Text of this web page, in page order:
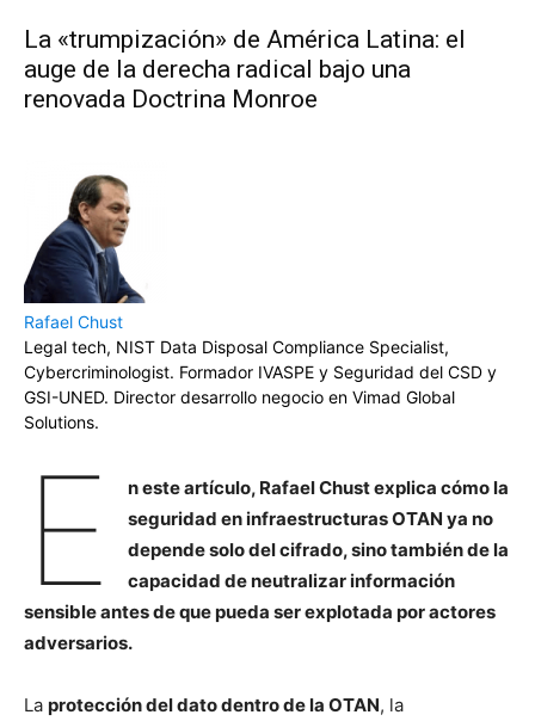
La «trumpización» de América Latina: el
auge de la derecha radical bajo una
renovada Doctrina Monroe
Rafael Chust
Legal tech, NIST Data Disposal Compliance Specialist,
Cybercriminologist. Formador IVASPE y Seguridad del CSD y
GSI-UNED. Director desarrollo negocio en Vimad Global
Solutions.
E
n este artículo, Rafael Chust explica cómo la
seguridad en infraestructuras OTAN ya no
depende solo del cifrado, sino también de la
capacidad de neutralizar información
sensible antes de que pueda ser explotada por actores
adversarios.
La protección del dato dentro de la OTAN, la